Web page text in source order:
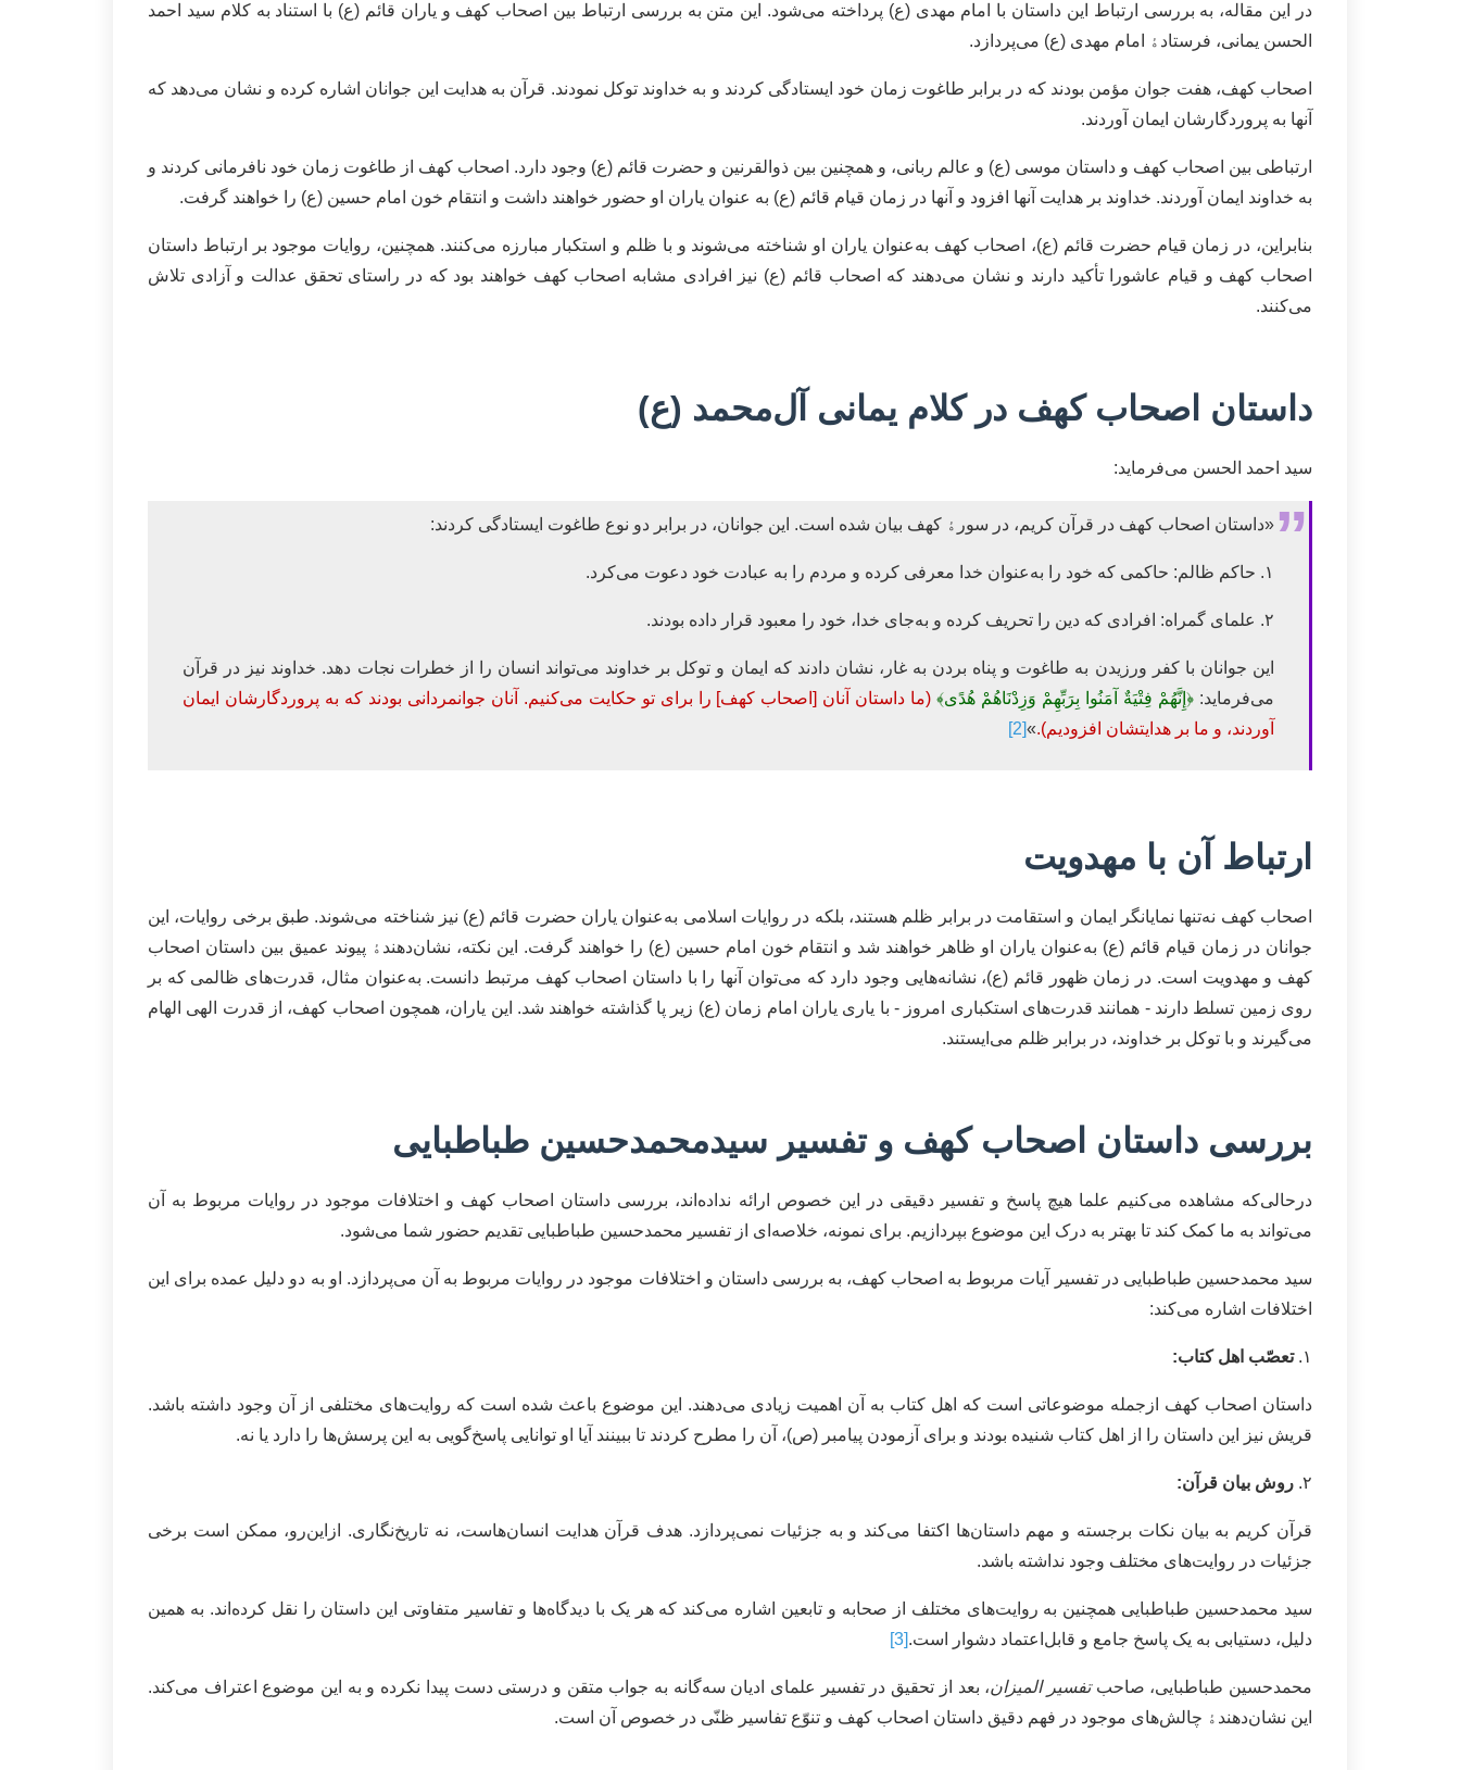
در این مقاله، به بررسی ارتباط این داستان با امام مهدی (ع) پرداخته می‌شود. این متن به بررسی ارتباط بین اصحاب کهف و یاران قائم (ع) با استناد به کلام سید احمد
الحسن یمانی، فرستادﮤ امام مهدی (ع) می‌پردازد.
اصحاب کهف، هفت جوان مؤمن بودند که در برابر طاغوت زمان خود ایستادگی کردند و به خداوند توکل نمودند. قرآن به هدایت این جوانان اشاره کرده و نشان می‌دهد که
آنها به پروردگارشان ایمان آوردند.
ارتباطی بین اصحاب کهف و داستان موسی (ع) و عالم ربانی، و همچنین بین ذوالقرنین و حضرت قائم (ع) وجود دارد. اصحاب کهف از طاغوت زمان خود نافرمانی کردند و
به خداوند ایمان آوردند. خداوند بر هدایت آنها افزود و آنها در زمان قیام قائم (ع) به عنوان یاران او حضور خواهند داشت و انتقام خون امام حسین (ع) را خواهند گرفت.
بنابراین، در زمان قیام حضرت قائم (ع)، اصحاب کهف به‌عنوان یاران او شناخته می‌شوند و با ظلم و استکبار مبارزه می‌کنند. همچنین، روایات موجود بر ارتباط داستان
اصحاب کهف و قیام عاشورا تأکید دارند و نشان می‌دهند که اصحاب قائم (ع) نیز افرادی مشابه اصحاب کهف خواهند بود که در راستای تحقق عدالت و آزادی تلاش
می‌کنند.
داستان اصحاب کهف در کلام یمانی آل‌محمد (ع)
سید احمد الحسن می‌فرماید:
«داستان اصحاب کهف در قرآن کریم، در سورﮤ کهف بیان شده است. این جوانان، در برابر دو نوع طاغوت ایستادگی کردند:
۱. حاکم ظالم: حاکمی که خود را به‌عنوان خدا معرفی کرده و مردم را به عبادت خود دعوت می‌کرد.
۲. علمای گمراه: افرادی که دین را تحریف کرده و به‌جای خدا، خود را معبود قرار داده بودند.
این جوانان با کفر ورزیدن به طاغوت و پناه بردن به غار، نشان دادند که ایمان و توکل بر خداوند می‌تواند انسان را از خطرات نجات دهد. خداوند نیز در قرآن
می‌فرماید: ﴿إِنَّهُمْ فِتْيَةٌ آمَنُوا بِرَبِّهِمْ وَزِدْنَاهُمْ هُدًى﴾ (ما داستان آنان [اصحاب کهف] را برای تو حکایت می‌کنیم. آنان جوانمردانی بودند که به پروردگارشان ایمان
آوردند، و ما بر هدایتشان افزودیم).»
[2]
ارتباط آن با مهدویت
اصحاب کهف نه‌تنها نمایانگر ایمان و استقامت در برابر ظلم هستند، بلکه در روایات اسلامی به‌عنوان یاران حضرت قائم (ع) نیز شناخته می‌شوند. طبق برخی روایات، این
جوانان در زمان قیام قائم (ع) به‌عنوان یاران او ظاهر خواهند شد و انتقام خون امام حسین (ع) را خواهند گرفت. این نکته، نشان‌دهندﮤ پیوند عمیق بین داستان اصحاب
کهف و مهدویت است. در زمان ظهور قائم (ع)، نشانه‌هایی وجود دارد که می‌توان آنها را با داستان اصحاب کهف مرتبط دانست. به‌عنوان مثال، قدرت‌های ظالمی که بر
روی زمین تسلط دارند - همانند قدرت‌های استکباری امروز - با یاری یاران امام زمان (ع) زیر پا گذاشته خواهند شد. این یاران، همچون اصحاب کهف، از قدرت الهی الهام
می‌گیرند و با توکل بر خداوند، در برابر ظلم می‌ایستند.
بررسی داستان اصحاب کهف و تفسیر سیدمحمدحسین طباطبایی
درحالی‌که مشاهده می‌کنیم علما هیچ پاسخ و تفسیر دقیقی در این خصوص ارائه نداده‌اند، بررسی داستان اصحاب کهف و اختلافات موجود در روایات مربوط به آن
می‌تواند به ما کمک کند تا بهتر به درک این موضوع بپردازیم. برای نمونه، خلاصه‌ای از تفسیر محمدحسین طباطبایی تقدیم حضور شما می‌شود.
سید محمدحسین طباطبایی در تفسیر آیات مربوط به اصحاب کهف، به بررسی داستان و اختلافات موجود در روایات مربوط به آن می‌پردازد. او به دو دلیل عمده برای این
اختلافات اشاره می‌کند:
۱. تعصّب اهل کتاب:
داستان اصحاب کهف ازجمله موضوعاتی است که اهل کتاب به آن اهمیت زیادی می‌دهند. این موضوع باعث شده است که روایت‌های مختلفی از آن وجود داشته باشد.
قریش نیز این داستان را از اهل کتاب شنیده بودند و برای آزمودن پیامبر (ص)، آن را مطرح کردند تا ببینند آیا او توانایی پاسخ‌گویی به این پرسش‌ها را دارد یا نه.
۲. روش بیان قرآن:
قرآن کریم به بیان نکات برجسته و مهم داستان‌ها اکتفا می‌کند و به جزئیات نمی‌پردازد. هدف قرآن هدایت انسان‌هاست، نه تاریخ‌نگاری. ازاین‌رو، ممکن است برخی
جزئیات در روایت‌های مختلف وجود نداشته باشد.
سید محمدحسین طباطبایی همچنین به روایت‌های مختلف از صحابه و تابعین اشاره می‌کند که هر یک با دیدگاه‌ها و تفاسیر متفاوتی این داستان را نقل کرده‌اند. به همین
دلیل، دستیابی به یک پاسخ جامع و قابل‌اعتماد دشوار است.[3]
محمدحسین طباطبایی، صاحبتفسیر المیزان، بعد از تحقیق در تفسیر علمای ادیان سه‌گانه به جواب متقن و درستی دست پیدا نکرده و به این موضوع اعتراف می‌کند.
این نشان‌دهندﮤ چالش‌های موجود در فهم دقیق داستان اصحاب کهف و تنوّع تفاسیر ظنّی در خصوص آن است.